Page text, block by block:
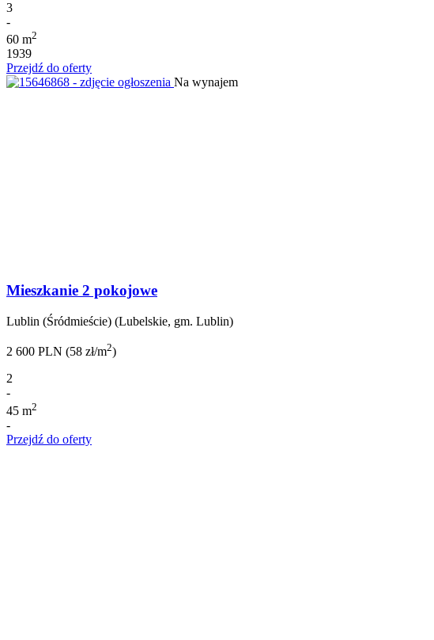
3
-
60 m2
1939
Przejdź do oferty
Na wynajem
Mieszkanie 2 pokojowe
Lublin (Śródmieście) (Lubelskie, gm. Lublin)
2 600 PLN (58 zł/m2)
2
-
45 m2
-
Przejdź do oferty